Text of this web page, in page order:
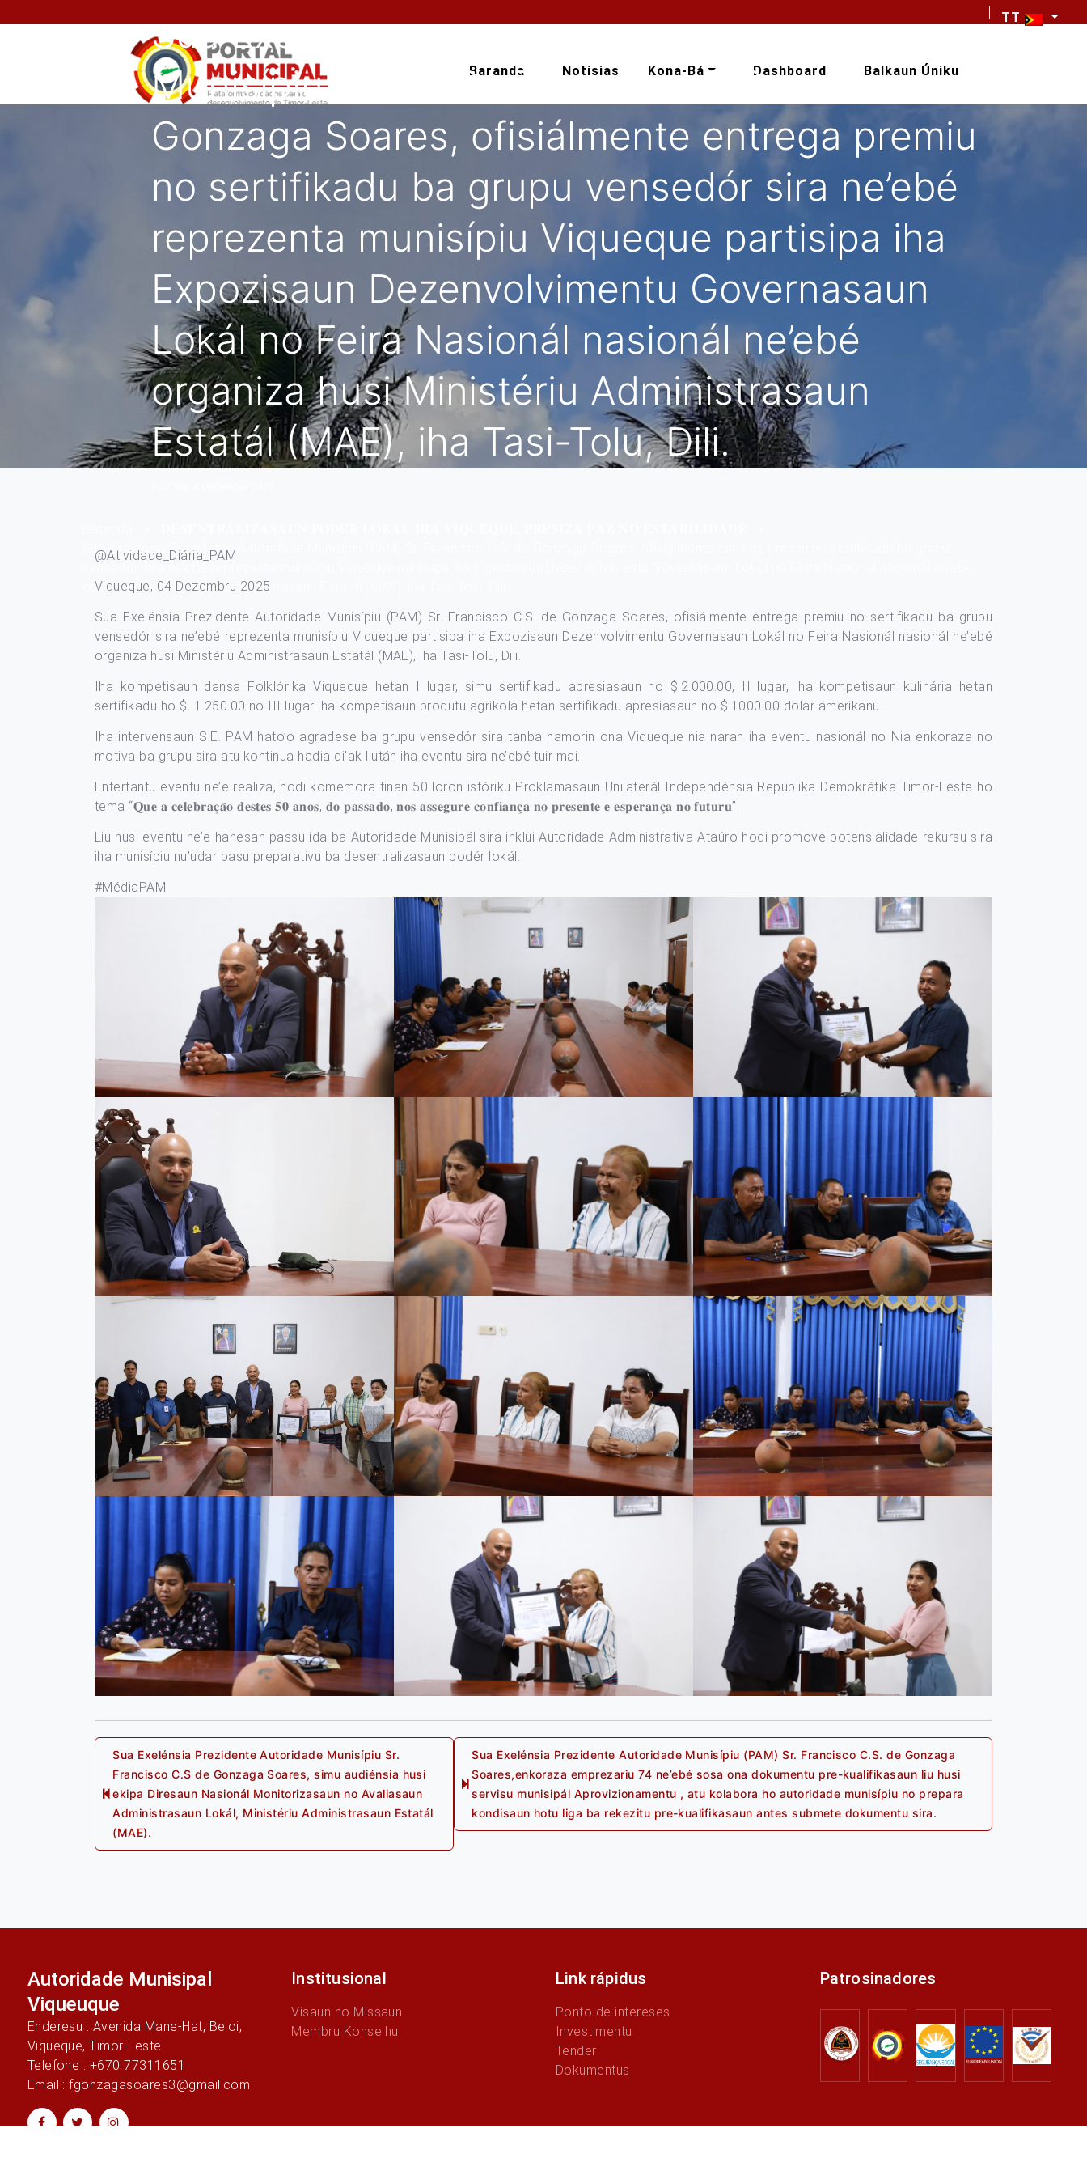
TT
Baranda Notísias Kona-Bá Dashboard Balkaun Úniku
Sua Exelénsia Prezidente Autoridade
Munisípiu (PAM) Sr. Francisco C.S. de
Gonzaga Soares, ofisiálmente entrega premiu
no sertifikadu ba grupu vensedór sira ne’ebé
reprezenta munisípiu Viqueque partisipa iha
Expozisaun Dezenvolvimentu Governasaun
Lokál no Feira Nasionál nasionál ne’ebé
organiza husi Ministériu Administrasaun
Estatál (MAE), iha Tasi-Tolu, Dili.
Sua Exelénsia Prezidente Autoridade Munisípiu (PAM) Sr. Francisco C.S. de Gonzaga Soares, ofisiálmente entrega premiu no sertifikadu ba grupu
vensedór sira ne’ebé reprezenta munisípiu Viqueque partisipa iha Expozisaun Dezenvolvimentu Governasaun Lokál no Feira Nasionál nasionál ne’ebé
organiza husi Ministériu Administrasaun Estatál (MAE), iha Tasi-Tolu, Dili.
@Atividade_Diária_PAM
Viqueque, 04 Dezembru 2025
Sua Exelénsia Prezidente Autoridade Munisípiu (PAM) Sr. Francisco C.S. de Gonzaga Soares, ofisiálmente entrega premiu no sertifikadu ba grupu
vensedór sira ne’ebé reprezenta munisípiu Viqueque partisipa iha Expozisaun Dezenvolvimentu Governasaun Lokál no Feira Nasionál nasionál ne’ebé
organiza husi Ministériu Administrasaun Estatál (MAE), iha Tasi-Tolu, Dili.
Iha kompetisaun dansa Folklórika Viqueque hetan I lugar, simu sertifikadu apresiasaun ho $.2.000.00, II lugar, iha kompetisaun kulinária hetan
sertifikadu ho $. 1.250.00 no III lugar iha kompetisaun produtu agrikola hetan sertifikadu apresiasaun no $.1000.00 dolar amerikanu.
Iha intervensaun S.E. PAM hato’o agradese ba grupu vensedór sira tanba hamorin ona Viqueque nia naran iha eventu nasionál no Nia enkoraza no
motiva ba grupu sira atu kontinua hadia di’ak liután iha eventu sira ne’ebé tuir mai.
Entertantu eventu ne’e realiza, hodi komemora tinan 50 loron istóriku Proklamasaun Unilaterál Independénsia Repúblika Demokrátika Timor-Leste ho
tema “𝐐𝐮𝐞 𝐚 𝐜𝐞𝐥𝐞𝐛𝐫𝐚𝐜̧𝐚̃𝐨 𝐝𝐞𝐬𝐭𝐞𝐬 𝟓𝟎 𝐚𝐧𝐨𝐬, 𝐝𝐨 𝐩𝐚𝐬𝐬𝐚𝐝𝐨, 𝐧𝐨𝐬 𝐚𝐬𝐬𝐞𝐠𝐮𝐫𝐞 𝐜𝐨𝐧𝐟𝐢𝐚𝐧𝐜̧𝐚 𝐧𝐨 𝐩𝐫𝐞𝐬𝐞𝐧𝐭𝐞 𝐞 𝐞𝐬𝐩𝐞𝐫𝐚𝐧𝐜̧𝐚 𝐧𝐨 𝐟𝐮𝐭𝐮𝐫𝐮”.
Liu husi eventu ne’e hanesan passu ida ba Autoridade Munisipál sira inklui Autoridade Administrativa Ataúro hodi promove potensialidade rekursu sira
iha munisípiu nu’udar pasu preparativu ba desentralizasaun podér lokál.
#MédiaPAM
Post
navigationPrevious
post:
Sua Exelénsia Prezidente Autoridade Munisípiu Sr.
Francisco C.S de Gonzaga Soares, simu audiénsia husi
ekipa Diresaun Nasionál Monitorizasaun no Avaliasaun
Administrasaun Lokál, Ministériu Administrasaun Estatál
(MAE).
Next
post:
Sua Exelénsia Prezidente Autoridade Munisípiu (PAM) Sr. Francisco C.S. de Gonzaga
Soares,enkoraza emprezariu 74 ne’ebé sosa ona dokumentu pre-kualifikasaun liu husi
servisu munisipál Aprovizionamentu , atu kolabora ho autoridade munisípiu no prepara
kondisaun hotu liga ba rekezitu pre-kualifikasaun antes submete dokumentu sira.
Autoridade Munisipal
Viqueuque
Enderesu : Avenida Mane-Hat, Beloi,
Viqueque, Timor-Leste
Telefone : +670 77311651
Email : fgonzagasoares3@gmail.com
Institusional
Visaun no Missaun
Membru Konselhu
Link rápidus
Ponto de intereses
Investimentu
Tender
Dokumentus
Patrosinadores